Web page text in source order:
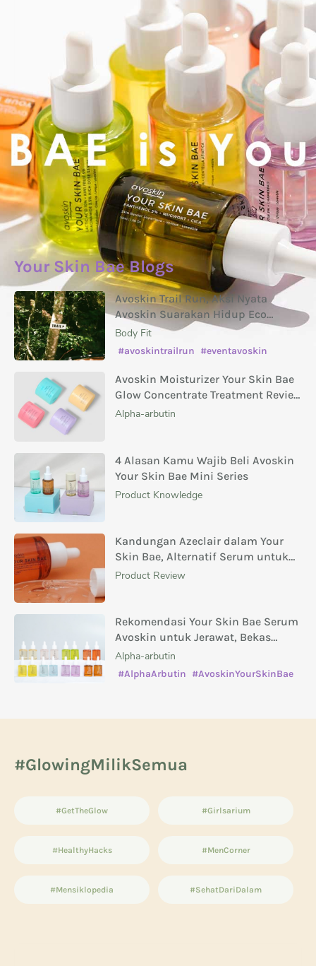
Your Skin Bae Blogs
Avoskin Trail Run, Aksi Nyata
Avoskin Suarakan Hidup Eco
Conscious
Body Fit
#avoskintrailrun #eventavoskin
Avoskin Moisturizer Your Skin Bae
Glow Concentrate Treatment Review
Masing-Masing Variannya
Alpha-arbutin
4 Alasan Kamu Wajib Beli Avoskin
Your Skin Bae Mini Series
Product Knowledge
Kandungan Azeclair dalam Your
Skin Bae, Alternatif Serum untuk
Menghilangkan Bekas Jerawat
Product Review
Rekomendasi Your Skin Bae Serum
Avoskin untuk Jerawat, Bekas
Jerawat, Kusam, dan Masalah Kulit
Lainnya
Alpha-arbutin
#AlphaArbutin #AvoskinYourSkinBae
#GlowingMilikSemua
#GetTheGlow #Girlsarium
#HealthyHacks #MenCorner
#Mensiklopedia #SehatDariDalam